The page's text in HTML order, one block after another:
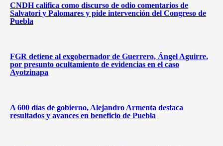
CNDH califica como discurso de odio comentarios de
Salvatori y Palomares y pide intervención del Congreso de
Puebla
FGR detiene al exgobernador de Guerrero, Ángel Aguirre,
por presunto ocultamiento de evidencias en el caso
Ayotzinapa
A 600 días de gobierno, Alejandro Armenta destaca
resultados y avances en beneficio de Puebla